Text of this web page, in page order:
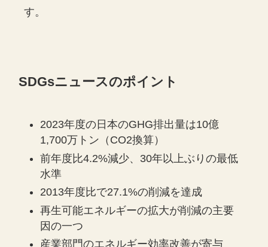
す。
SDGsニュースのポイント
2023年度の日本のGHG排出量は10億
1,700万トン（CO2換算）
前年度比4.2%減少、30年以上ぶりの最低
水準
2013年度比で27.1%の削減を達成
再生可能エネルギーの拡大が削減の主要
因の一つ
産業部門のエネルギー効率改善が寄与